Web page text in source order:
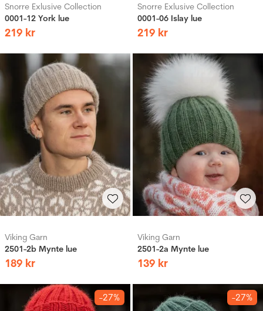
Snorre Exlusive Collection
0001-12 York lue
219 kr
Snorre Exlusive Collection
0001-06 Islay lue
219 kr
Viking Garn
2501-2b Mynte lue
189 kr
Viking Garn
2501-2a Mynte lue
139 kr
-27% -27%